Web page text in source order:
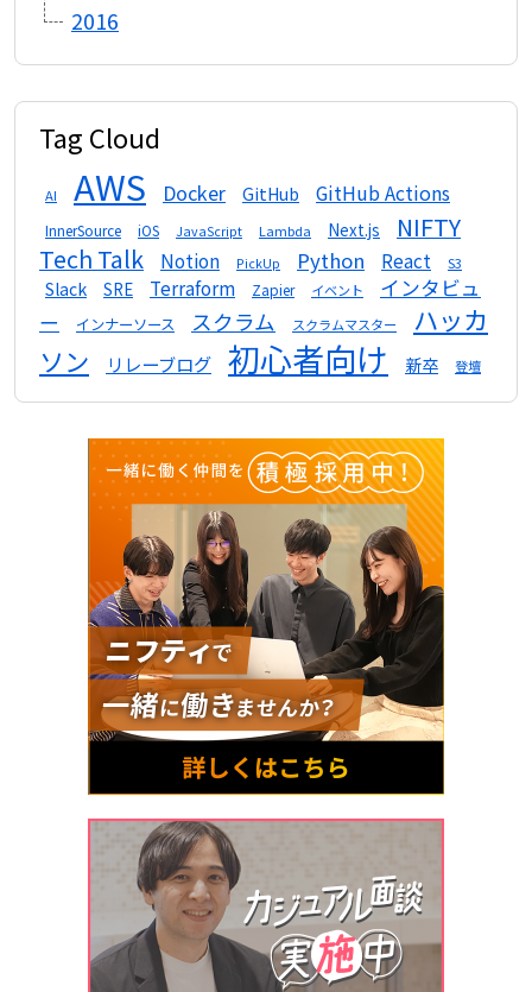
2016
Tag Cloud
AI AWS Docker GitHub GitHub Actions
InnerSource iOS JavaScript Lambda Next.js
NIFTY
Tech Talk
Notion PickUp Python React S3
Slack SRE Terraform Zapier イベント
インタビュ
ー
インナーソース スクラム スクラムマスター
ハッカ
ソン
リレーブログ 初心者向け 新卒 登壇